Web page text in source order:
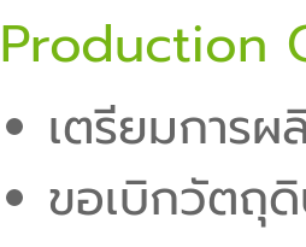
Production
เตรียมการ
ขอเบิกวัตถุ